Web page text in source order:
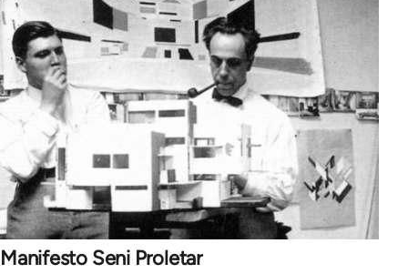
Manifesto Seni Proletar